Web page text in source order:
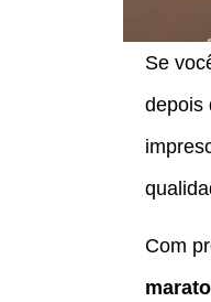
Se
depois
Com